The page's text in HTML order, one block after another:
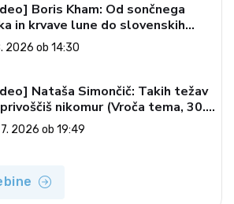
Boris Kham: Od sončnega
in krvave lune do slovenskih
v vesolju (Vroča tema, 2. 8.
2026 ob 14:30
Nataša Simončič: Takih težav
nikomur (Vroča tema, 30.
2026 ob 19:49